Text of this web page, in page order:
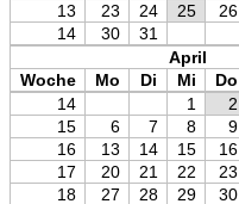
13
23 24 25 26
14
30
31
April
Woche
Mo Di Mi Do
14
1 2
15
6 7 8 9
16
13 14 15 16
17
20 21 22 23
18
27 28 29 30